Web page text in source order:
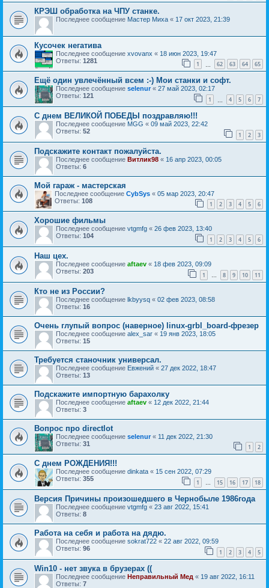
КРЭШ обработка на ЧПУ станке.
Последнее сообщение Мастер Миха « 17 окт 2023, 21:39
Кусочек негатива
Последнее сообщение xvovanx « 18 июн 2023, 19:47
Ответы: 1281 1 62 63 64 65
Ещё один увлечённый всем :-) Мои станки и софт.
Последнее сообщение selenur « 27 май 2023, 02:17
Ответы: 121 1 4 5 6 7
С днем ВЕЛИКОЙ ПОБЕДЫ поздравляю!!!
Последнее сообщение MGG « 09 май 2023, 22:42
Ответы: 52 1 2 3
Подскажите контакт пожалуйста.
Последнее сообщение Витлик98 « 16 апр 2023, 00:05
Ответы: 6
Мой гараж - мастерская
Последнее сообщение CybSys « 05 мар 2023, 20:47
Ответы: 108 1 2 3 4 5 6
Хорошие фильмы
Последнее сообщение vtgmfg « 26 фев 2023, 13:40
Ответы: 104 1 2 3 4 5 6
Наш цех.
Последнее сообщение aftaev « 18 фев 2023, 09:09
Ответы: 203 1 … 8 9 10 11
Кто не из России?
Последнее сообщение lkbyysq « 02 фев 2023, 08:58
Ответы: 16
Очень глупый вопрос (наверное) linux-grbl_board-фрезер
Последнее сообщение alex_sar « 19 янв 2023, 18:05
Ответы: 15
Требуется станочник универсал.
Последнее сообщение Евжений « 27 дек 2022, 18:47
Ответы: 13
Подскажите импортную барахолку
Последнее сообщение aftaev « 12 дек 2022, 21:44
Ответы: 3
Вопрос про directlot
Последнее сообщение selenur « 11 дек 2022, 21:30
Ответы: 31 1 2
С днем РОЖДЕНИЯ!!!
Последнее сообщение dinkata « 15 сен 2022, 07:29
Ответы: 355 1 … 15 16 17 18
Версия Причины произошедшего в Чернобыле 1986года
Последнее сообщение vtgmfg « 23 авг 2022, 15:41
Ответы: 8
Работа на себя и работа на дядю.
Последнее сообщение sokrat722 « 22 авг 2022, 09:59
Ответы: 96 1 2 3 4 5
Win10 - нет звука в брузерах ((
Последнее сообщение Неправильный Мед « 19 авг 2022, 16:11
Ответы: 7